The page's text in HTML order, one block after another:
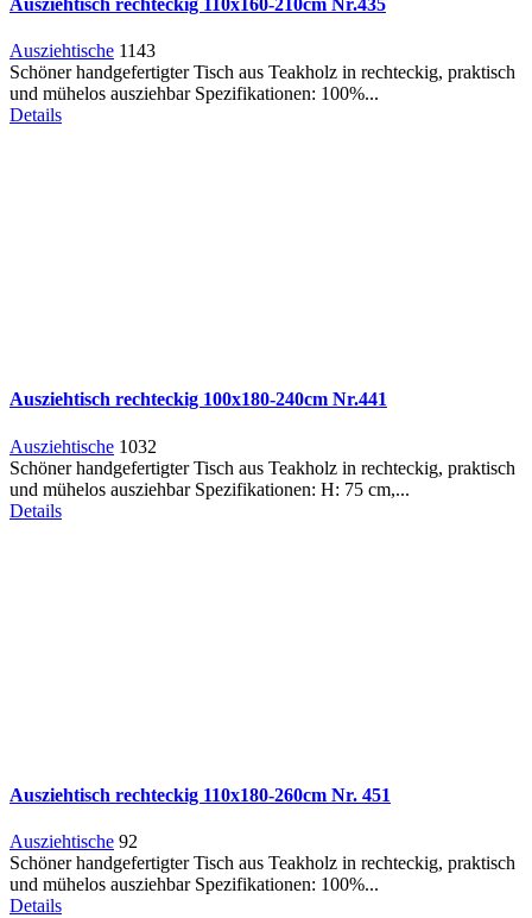
Ausziehtische 1143
Schöner handgefertigter Tisch aus Teakholz in rechteckig, praktisch
und mühelos ausziehbar Spezifikationen: 100%...
Details
Ausziehtisch rechteckig 100x180-240cm Nr.441
Ausziehtische 1032
Schöner handgefertigter Tisch aus Teakholz in rechteckig, praktisch
und mühelos ausziehbar Spezifikationen: H: 75 cm,...
Details
Ausziehtisch rechteckig 110x180-260cm Nr. 451
Ausziehtische 92
Schöner handgefertigter Tisch aus Teakholz in rechteckig, praktisch
und mühelos ausziehbar Spezifikationen: 100%...
Details